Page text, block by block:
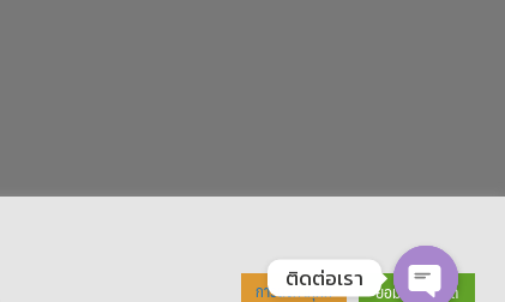
การตั้งค่าคุกกี้ ยอมรับทั้งหมด
ติดต่อเรา